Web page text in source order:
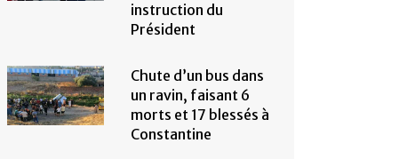
instruction du
Président
Chute d’un bus dans
un ravin, faisant 6
morts et 17 blessés à
Constantine